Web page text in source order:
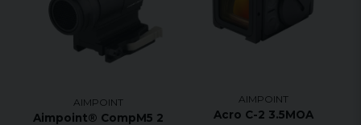
AIMPOINT
Aimpoint® CompM5 2
AIMPOINT
Acro C-2 3.5MOA